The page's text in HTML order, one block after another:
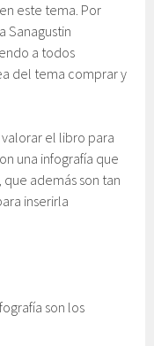
este tema. Por
Sanagustin
a todos
del tema comprar y
el libro para
una infografía que
, que además son tan
inserirla
son los